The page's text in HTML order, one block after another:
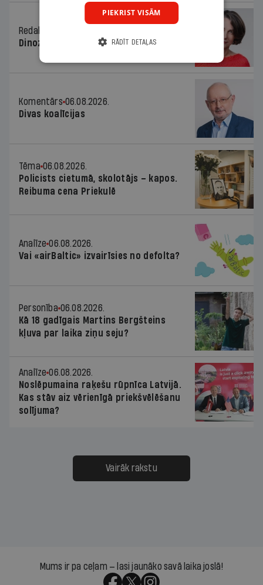
Redaktores sleja
Dinozaura triks
Komentārs 06.08.2026.
Divas koalīcijas
Tēma 06.08.2026.
Policists cietumā, skolotājs – kapos.
Reibuma cena Priekulē
Analīze 06.08.2026.
Vai «airBaltic» izvairīsies no defolta?
Personība 06.08.2026.
Kā 18 gadīgais Martins Bergšteins
kļuva par laika ziņu seju?
Analīze 06.08.2026.
Noslēpumaina raķešu rūpnīca Latvijā.
Kas stāv aiz vērienīgā priekšvēlēšanu
solījuma?
Vairāk rakstu
Mums ir pa ceļam — lasi jaunāko savā laika joslā!
PIEKRIST VISĀM
RĀDĪT DETAĻAS